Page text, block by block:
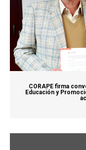
CORAPE firma
Educación y